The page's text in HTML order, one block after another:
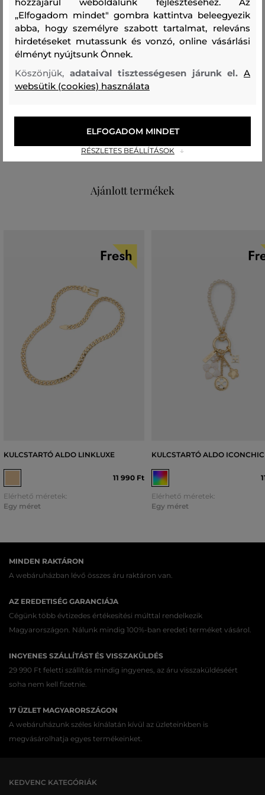
Limitált darab, amely nem hiányozhat egyetlen Karl
Lagerfeld márkát kedvelő gyűjteményéből sem.
Szezon: SS26 Termék kódja
Összetétel
100 %
Ajánlott termékek
KULCSTARTÓ ALDO LINKLUXE
11 990 Ft
Elérhető méretek:
Egy méret
KULCSTARTÓ ALDO ICONCHIC
Elérhető méretek:
Egy méret
MINDEN RAKTÁRON
A webáruházban lévő összes áru raktáron van.
AZ EREDETISÉG GARANCIÁJA
Cégünk több évtizedes értékesítési múlttal rendelkezik
Magyarországon. Nálunk mindig 100%-ban eredeti terméket vásárol.
INGYENES SZÁLLÍTÁST ÉS VISSZAKÜLDÉS
29 990 Ft feletti szállítás mindig ingyenes, az áru visszaküldéséért
soha nem kell fizetnie.
17 ÜZLET MAGYARORSZÁGON
A webáruházunk széles kínálatán kívül az üzleteinkben is
megvásárolhatja egyes termékeinket.
KEDVENC KATEGÓRIÁK
„Elfogadom mindet" gombra kattintva beleegyezik
abba, hogy személyre szabott tartalmat, releváns
hirdetéseket mutassunk és vonzó, online vásárlási
élményt nyújtsunk Önnek.
Köszönjük, adataival tisztességesen járunk el.A
websütik (cookies) használata
RÉSZLETES BEÁLLÍTÁSOK
ELFOGADOM MINDET